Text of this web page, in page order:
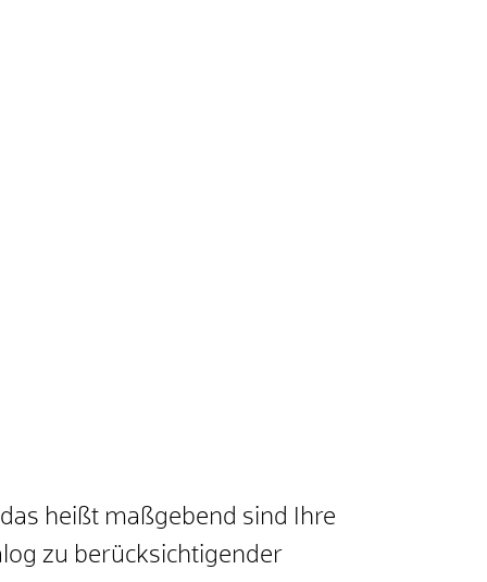
heißt maßgebend sind Ihre
zu berücksichtigender